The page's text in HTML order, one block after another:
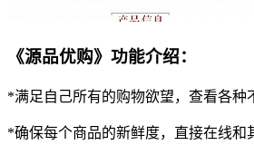
《源品优购》功能介绍：
*满足自己所有的购物欲望，查看各种
*确保每个商品的新鲜度，直接在线和